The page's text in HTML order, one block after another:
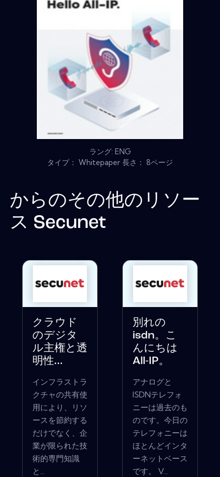
ラング: ENG
タイプ： Whitepaper 長さ： 8ページ
からのその他のリソー
ス Secunet
クラウド
のデジタ
ル主権と透
明性...
インフラストラ
クチャの共有使
用により、リソ
ースを節約する
だけでなく、企
業が限られた技
術的専門知識
と...
別れの
isdn。こ
んにちは
All-IP。
アナログと
ISDNテレフォ
ニーは過去のも
のです。今日の
テレフォニーは
ほとんどインタ
ーネットベース
です。 V...